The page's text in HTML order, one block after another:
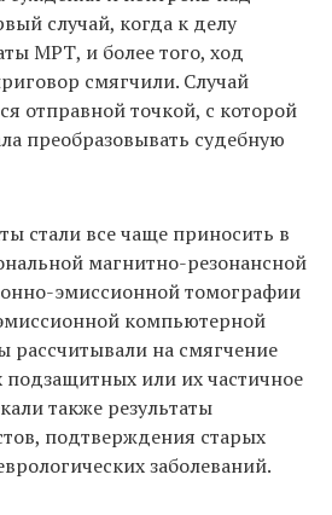
случай, когда к делу
МРТ, и более того, ход
смягчили. Случай
отправной точкой, с которой
преобразовывать судебную
стали все чаще приносить в
магнитно-резонансной
эмиссионной томографии
компьютерной
на смягчение
подзащитных или их частичное
также результаты
подтверждения старых
заболеваний.